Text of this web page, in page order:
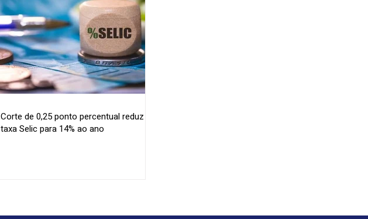
Corte de 0,25 ponto percentual reduz
taxa Selic para 14% ao ano